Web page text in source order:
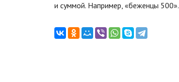
и суммой. Например, «беженцы 500».